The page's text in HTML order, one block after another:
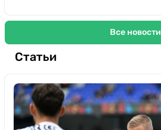
Все новости
Статьи